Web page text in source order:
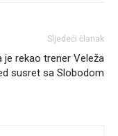
Sljedeći članak
je rekao trener Veleža
susret sa Slobodom